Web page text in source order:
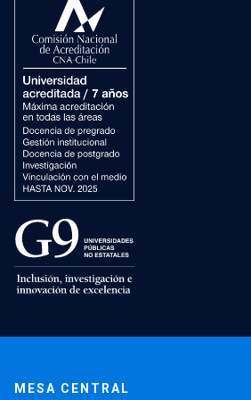
MESA CENTRAL